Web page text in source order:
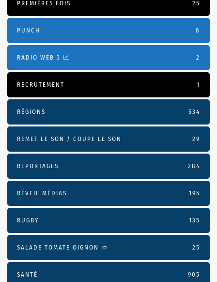
PREMIÈRES FOIS 25
PUNCH 8
RADIO WEB 3 📈 2
RECRUTEMENT 1
RÉGIONS 534
REMET LE SON / COUPE LE SON 29
REPORTAGES 284
RÉVEIL MÉDIAS 195
RUGBY 135
SALADE TOMATE OIGNON 🥙 25
SANTÉ 905